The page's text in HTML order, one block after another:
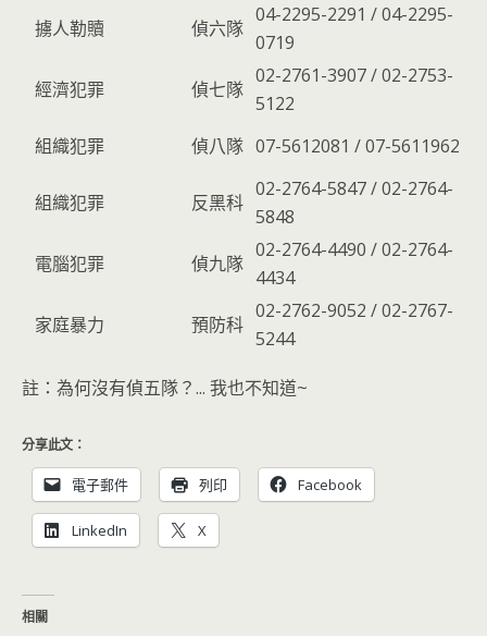
擄人勒贖
偵六隊
04-2295-2291 / 04-2295-
0719
經濟犯罪
偵七隊
02-2761-3907 / 02-2753-
5122
組織犯罪
偵八隊 07-5612081 / 07-5611962
組織犯罪 反黑科
02-2764-5847 / 02-2764-
5848
電腦犯罪
偵九隊
02-2764-4490 / 02-2764-
4434
家庭暴力
預防科
02-2762-9052 / 02-2767-
5244
註：為何沒有偵五隊？... 我也不知道~
分享此文：
電子郵件 列印 Facebook
LinkedIn X
相關